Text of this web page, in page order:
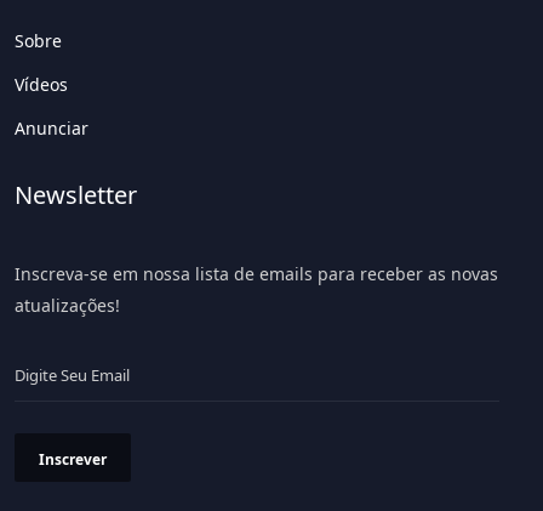
Sobre
Vídeos
Anunciar
Newsletter
Inscreva-se em nossa lista de emails para receber as novas
atualizações!
Inscrever